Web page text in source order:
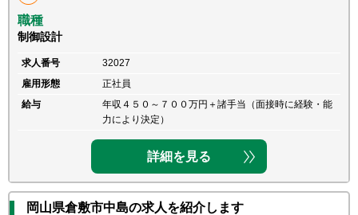
職種
制御設計
求人番号
32027
雇用形態
正社員
給与
年収４５０～７００万円＋諸手当（面接時に経験・能
力により決定）
詳細を見る
岡山県倉敷市中島の求人を紹介します